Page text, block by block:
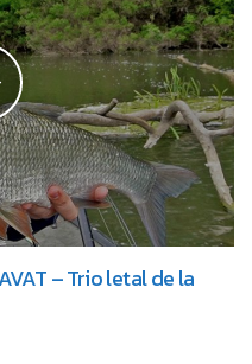
– Trio letal de la